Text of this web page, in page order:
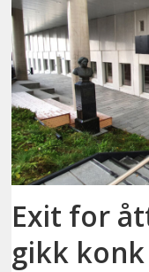
Exit for
gikk konk